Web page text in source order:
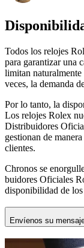
Todos los relojes
para garantizar una
limitan
veces, la demanda
Por lo tanto, la
Los relojes Rolex
Distribuidores
gestionan de
clientes.
Chronos se
buidores Oficiales
disponibilidad de
Envíenos su